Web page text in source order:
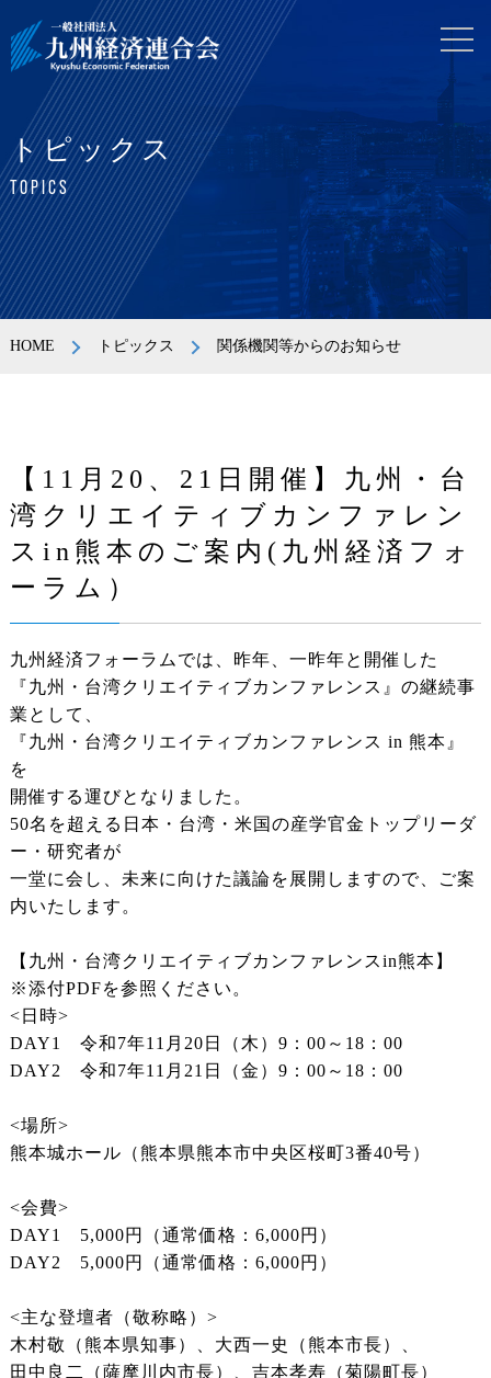
トピックス
TOPICS
HOME トピックス 関係機関等からのお知らせ
【11月20、21日開催】九州・台
湾クリエイティブカンファレン
スin熊本のご案内(九州経済フォ
ーラム）
九州経済フォーラムでは、昨年、一昨年と開催した
『九州・台湾クリエイティブカンファレンス』の継続事
業として、
『九州・台湾クリエイティブカンファレンス in 熊本』
を
開催する運びとなりました。
50名を超える日本・台湾・米国の産学官金トップリーダ
ー・研究者が
一堂に会し、未来に向けた議論を展開しますので、ご案
内いたします。
【九州・台湾クリエイティブカンファレンスin熊本】
※添付PDFを参照ください。
<日時>
DAY1 令和7年11月20日（木）9：00～18：00
DAY2 令和7年11月21日（金）9：00～18：00
<場所>
熊本城ホール（熊本県熊本市中央区桜町3番40号）
<会費>
DAY1 5,000円（通常価格：6,000円）
DAY2 5,000円（通常価格：6,000円）
<主な登壇者（敬称略）>
木村敬（熊本県知事）、大西一史（熊本市長）、
田中良二（薩摩川内市長）、吉本孝寿（菊陽町長）